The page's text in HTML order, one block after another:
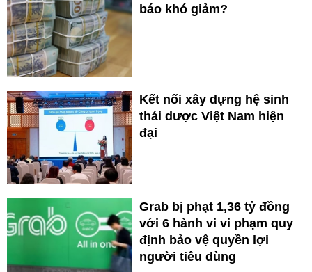
báo khó giảm?
Kết nối xây dựng hệ sinh
thái dược Việt Nam hiện
đại
Grab bị phạt 1,36 tỷ đồng
với 6 hành vi vi phạm quy
định bảo vệ quyền lợi
người tiêu dùng